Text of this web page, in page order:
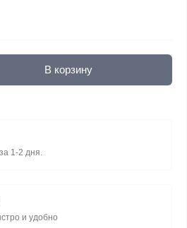
В корзину
1-2 дня.
и удобно